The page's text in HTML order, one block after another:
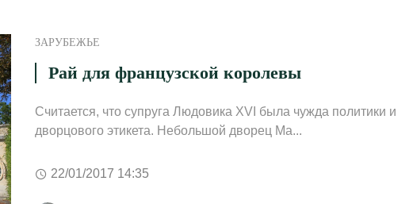
ЗАРУБЕЖЬЕ
Рай для французской королевы
Считается, что супруга Людовика XVI была чужда политики и
дворцового этикета. Небольшой дворец Ма...
22/01/2017 14:35